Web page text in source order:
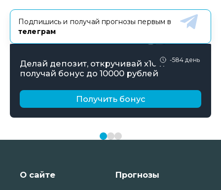
Подпишись и получай прогнозы первым в
телеграм
-584 день
Делай депозит, откручивай х10 и
получай бонус до 10000 рублей
Получить бонус
О сайте Прогнозы